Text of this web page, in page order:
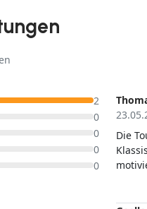
2
0
0
0
0
Die